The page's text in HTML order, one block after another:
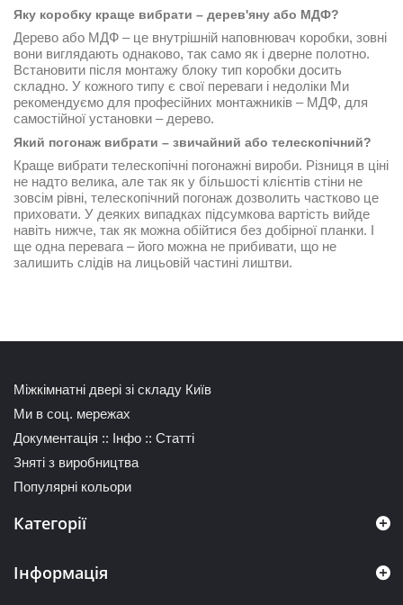
Яку коробку краще вибрати – дерев'яну або МДФ?
Дерево або МДФ – це внутрішній наповнювач коробки, зовні
вони виглядають однаково, так само як і дверне полотно.
Встановити після монтажу блоку тип коробки досить
складно. У кожного типу є свої переваги і недоліки Ми
рекомендуємо для професійних монтажників – МДФ, для
самостійної установки – дерево.
Який погонаж вибрати – звичайний або телескопічний?
Краще вибрати телескопічні погонажні вироби. Різниця в ціні
не надто велика, але так як у більшості клієнтів стіни не
зовсім рівні, телескопічний погонаж дозволить частково це
приховати. У деяких випадках підсумкова вартість вийде
навіть нижче, так як можна обійтися без добірної планки. І
ще одна перевага – його можна не прибивати, що не
залишить слідів на лицьовій частині лиштви.
Міжкімнатні двері зі складу Київ
Ми в соц. мережах
Документація :: Інфо :: Статті
Зняті з виробництва
Популярні кольори
Категорії
Інформація